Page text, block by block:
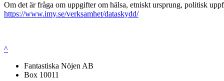
Om det är fråga om uppgifter om hälsa, etniskt ursprung, politisk
https://www.imy.se/verksamhet/dataskydd/
^
Fantastiska Nöjen AB
Box 10011